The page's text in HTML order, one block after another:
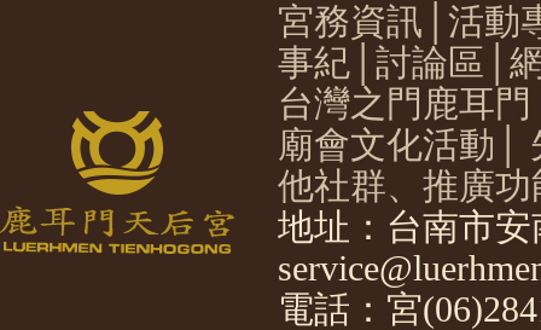
宮務資訊
活動
事紀
討論區
台灣之門鹿耳門
廟會文化活動
他社群、推廣功
地址：台南市
電話：宮